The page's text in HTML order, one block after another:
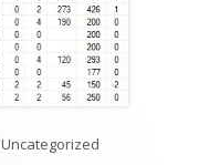
Categorieën
Uncategorized